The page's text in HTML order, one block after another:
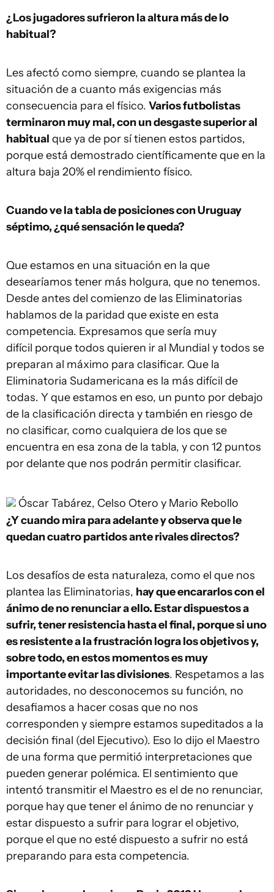
¿Los jugadores sufrieron la altura más de lo
habitual?
Les afectó como siempre, cuando se plantea la
situación de a cuanto más exigencias más
consecuencia para el físico. Varios futbolistas
terminaron muy mal, con un desgaste superior al
habitual que ya de por sí tienen estos partidos,
porque está demostrado científicamente que en la
altura baja 20% el rendimiento físico.
Cuando ve la tabla de posiciones con Uruguay
séptimo, ¿qué sensación le queda?
Que estamos en una situación en la que
desearíamos tener más holgura, que no tenemos.
Desde antes del comienzo de las Eliminatorias
hablamos de la paridad que existe en esta
competencia. Expresamos que sería muy
difícil porque todos quieren ir al Mundial y todos se
preparan al máximo para clasificar. Que la
Eliminatoria Sudamericana es la más difícil de
todas. Y que estamos en eso, un punto por debajo
de la clasificación directa y también en riesgo de
no clasificar, como cualquiera de los que se
encuentra en esa zona de la tabla, y con 12 puntos
por delante que nos podrán permitir clasificar.
Óscar Tabárez, Celso Otero y Mario Rebollo
¿Y cuando mira para adelante y observa que le
quedan cuatro partidos ante rivales directos?
Los desafíos de esta naturaleza, como el que nos
plantea las Eliminatorias, hay que encararlos con el
ánimo de no renunciar a ello. Estar dispuestos a
sufrir, tener resistencia hasta el final, porque si uno
es resistente a la frustración logra los objetivos y,
sobre todo, en estos momentos es muy
importante evitar las divisiones. Respetamos a las
autoridades, no desconocemos su función, no
desafiamos a hacer cosas que no nos
corresponden y siempre estamos supeditados a la
decisión final (del Ejecutivo). Eso lo dijo el Maestro
de una forma que permitió interpretaciones que
pueden generar polémica. El sentimiento que
intentó transmitir el Maestro es el de no renunciar,
porque hay que tener el ánimo de no renunciar y
estar dispuesto a sufrir para lograr el objetivo,
porque el que no esté dispuesto a sufrir no está
preparando para esta competencia.